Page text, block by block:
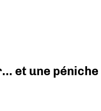
et une péniche